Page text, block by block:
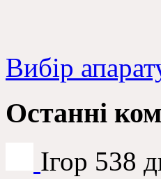
Вибір
Останні
Ігор 538